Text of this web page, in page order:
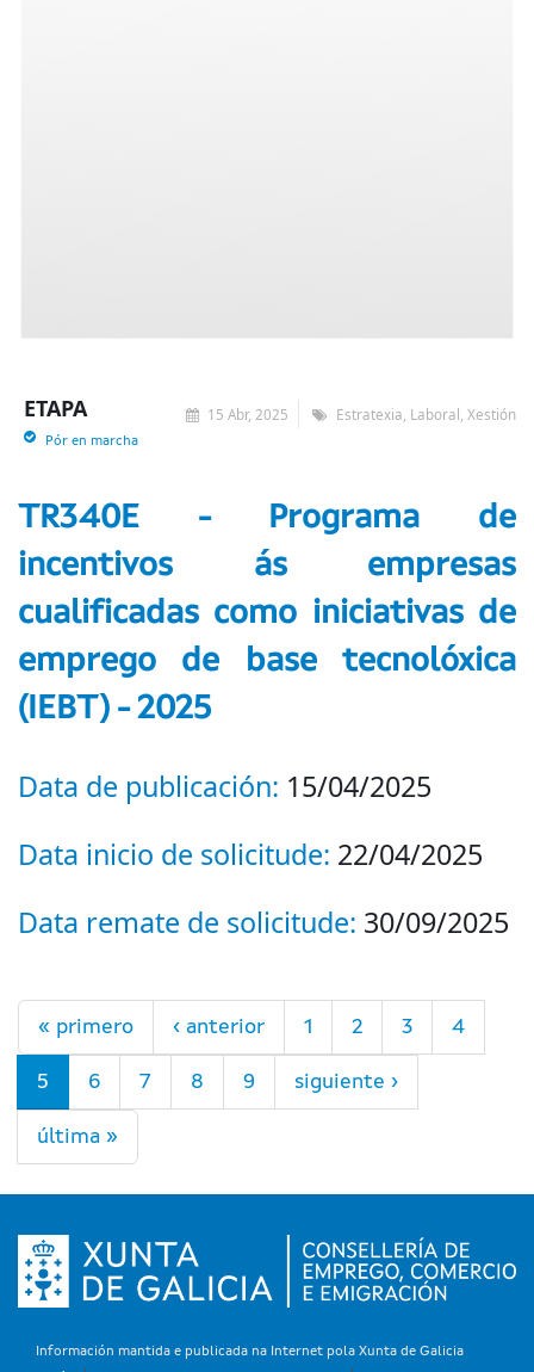
15 Abr, 2025 Estratexia, Laboral, Xestión
ETAPA
Pór en marcha
TR340E - Programa de
incentivos ás empresas
cualificadas como iniciativas de
emprego de base tecnolóxica
(IEBT) - 2025
Data de publicación: 15/04/2025
Data inicio de solicitude: 22/04/2025
Data remate de solicitude: 30/09/2025
Páginas
« primero ‹ anterior 1 2 3 4
5 6 7 8 9 siguiente ›
última »
Información mantida e publicada na Internet pola Xunta de Galicia